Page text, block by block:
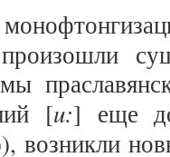
[u:] еще
возникли